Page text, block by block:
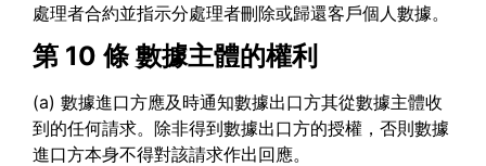
處理者合約並指示分處理者刪除或歸還客戶個人數據。
第 10 條 數據主體的權利
(a) 數據進口方應及時通知數據出口方其從數據主體收
到的任何請求。除非得到數據出口方的授權，否則數據
進口方本身不得對該請求作出回應。